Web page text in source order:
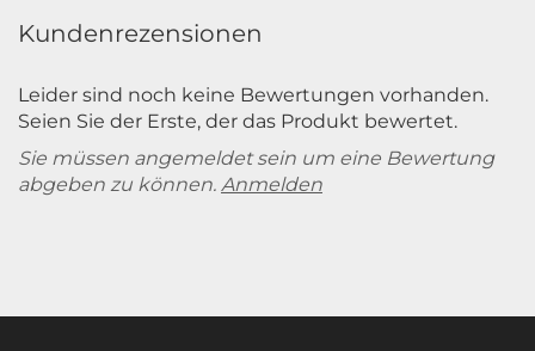
Kundenrezensionen
Leider sind noch keine Bewertungen vorhanden.
Seien Sie der Erste, der das Produkt bewertet.
Sie müssen angemeldet sein um eine Bewertung
abgeben zu können. Anmelden